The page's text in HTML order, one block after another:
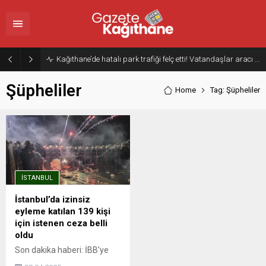
Şüpheliler Home Tag: Şüpheliler
İSTANBUL
İstanbul’da izinsiz
eyleme katılan 139 kişi
için istenen ceza belli
oldu
Son dakika haberi: İBB'ye